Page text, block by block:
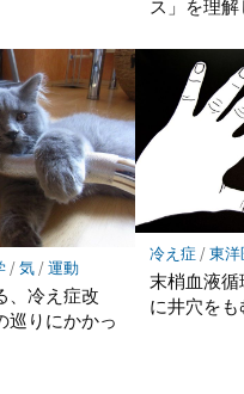
ス」を理解
/気/運動
、冷え症改
巡りにかかっ
冷え症 /東
末梢血液
に井穴をも